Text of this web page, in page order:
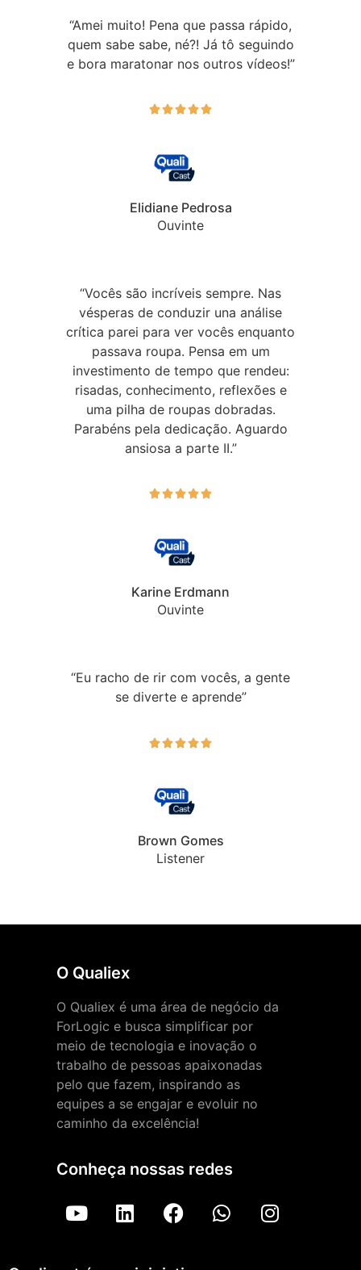
“Amei muito! Pena que passa rápido,
quem sabe sabe, né?! Já tô seguindo
e bora maratonar nos outros vídeos!”

Elidiane Pedrosa
Ouvinte
“Vocês são incríveis sempre. Nas
vésperas de conduzir una análise
crítica parei para ver vocês enquanto
passava roupa. Pensa em um
investimento de tempo que rendeu:
risadas, conhecimento, reflexões e
uma pilha de roupas dobradas.
Parabéns pela dedicação. Aguardo
ansiosa a parte II.”

Karine Erdmann
Ouvinte
“Eu racho de rir com vocês, a gente
se diverte e aprende”

Brown Gomes
Listener
O Qualiex
O Qualiex é uma área de negócio da
ForLogic e busca simplificar por
meio de tecnologia e inovação o
trabalho de pessoas apaixonadas
pelo que fazem, inspirando as
equipes a se engajar e evoluir no
caminho da excelência!
Conheça nossas redes